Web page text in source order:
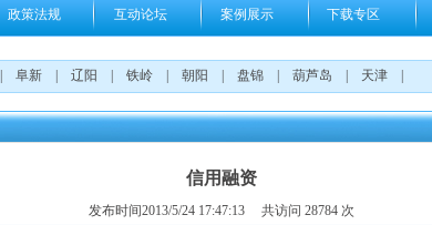
政策法规 互动论坛 案例展示 下载专区
阜新 辽阳 铁岭 朝阳 盘锦 葫芦岛 天津
信用融资
发布时间2013/5/24 17:47:13 共访问 28784 次